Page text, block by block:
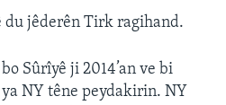
du jêderên Tirk ragihand.
Sûrîyê ji 2014’an ve bi
NY têne peydakirin. NY